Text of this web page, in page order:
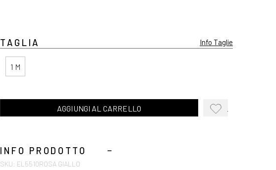
TAGLIA Info Taglie
1 M
AGGIUNGI AL CARRELLO
AGGIUNGI
INFO PRODOTTO
SKU: EL5510ROSA GIALLO